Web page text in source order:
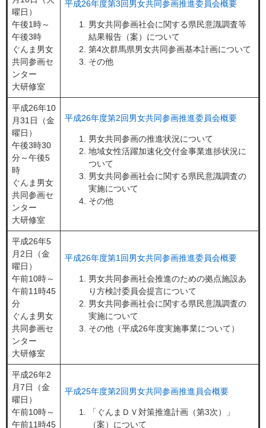
曜日）
午後1時～
午後3時
ぐんま男女
共同参画セ
ンター
大研修室
平成26年度第3回男女共同参画推進委員会概要
男女共同参画社会に関する県民意識調査等
結果報告（案）について
第4次群馬県男女共同参画基本計画について
その他
平成26年10
月31日（金
曜日）
午後3時30
分～午後5
時
ぐんま男女
共同参画セ
ンター
大研修室
平成26年度第2回男女共同参画推進委員会概要
男女共同参画の推進状況について
地域女性活躍加速化交付金事業進捗状況に
ついて
男女共同参画社会に関する県民意識調査の
実施について
その他
平成26年5
月2日（金
曜日）
午前10時～
午前11時45
分
ぐんま男女
共同参画セ
ンター
大研修室
平成26年度第1回男女共同参画推進委員会概要
男女共同参画社会推進のための拠点施設あ
り方検討委員会提言について
男女共同参画社会に関する県民意識調査の
実施について
その他（平成26年度実施事業について）
平成26年2
月7日（金
曜日）
午前10時～
午前11時45
平成25年度第2回男女共同参画推進員会概要
「ぐんまＤＶ対策推進計画（第3次）」
（案）について